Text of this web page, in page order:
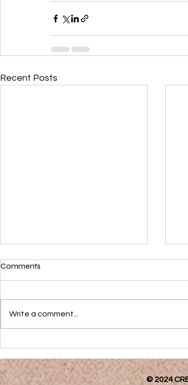
Recent Posts
Cara Menjinakkan Anjing
Comments
Write a comment...
© 2024